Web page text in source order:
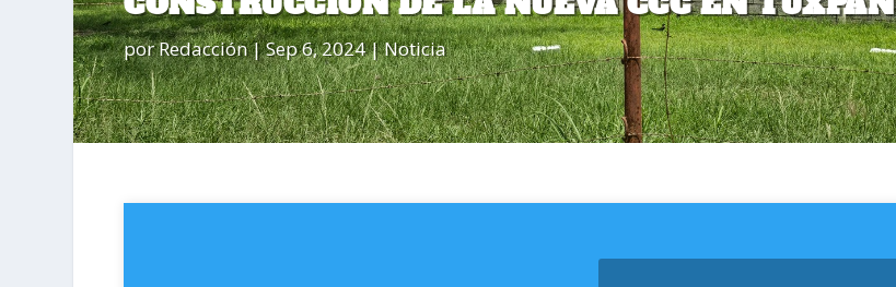
porRedacción|Sep 6, 2024|Noticia